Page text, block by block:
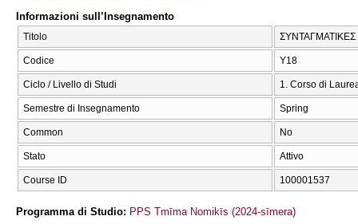
Informazioni sull’Insegnamento
Titolo ΣΥΝΤΑΓΜΑΤΙΚΕΣ
Codice Υ18
Ciclo / Livello di Studi 1. Corso di
Semestre di Insegnamento Spring
Common No
Stato Attivo
Course ID 100001537
Programma di Studio: PPS Tmīma Nomikīs (2024-sīmera)